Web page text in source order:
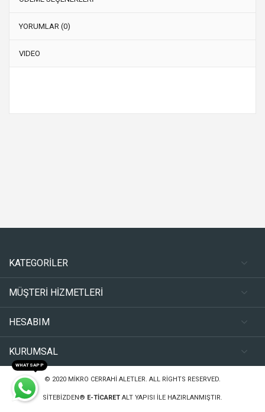
YORUMLAR (0)
VIDEO
KATEGORİLER
MÜŞTERİ HİZMETLERİ
HESABIM
KURUMSAL
© 2020 MIKRO CERRAHI ALETLER. ALL RIGHTS RESERVED.
SITEBIZDEN® E-TICARET ALT YAPISI ILE HAZIRLANMIŞTIR.
WHATSAPP